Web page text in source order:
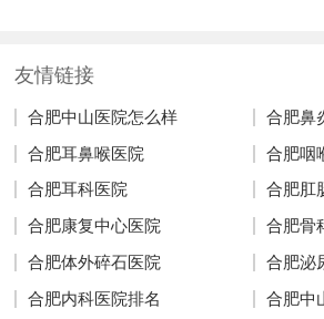
友情链接
合肥中山医院怎么样 合肥鼻
合肥耳鼻喉医院 合肥咽
合肥耳科医院 合肥肛
合肥康复中心医院 合肥骨
合肥体外碎石医院 合肥泌
合肥内科医院排名 合肥中